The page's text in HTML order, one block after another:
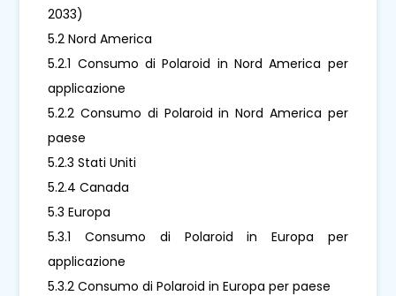
2033)
5.2 Nord America
5.2.1 Consumo di Polaroid in Nord America per
applicazione
5.2.2 Consumo di Polaroid in Nord America per
paese
5.2.3 Stati Uniti
5.2.4 Canada
5.3 Europa
5.3.1 Consumo di Polaroid in Europa per
applicazione
5.3.2 Consumo di Polaroid in Europa per paese